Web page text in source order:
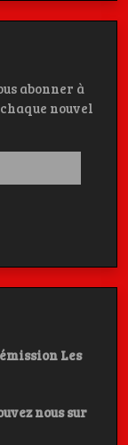
abonner à
nouvel
Les
nous sur